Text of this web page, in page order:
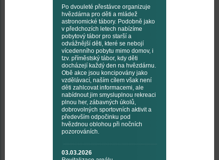
Po dvouleté přestávce organizuje
hvězdárna pro děti a mládež
astronomické tábory. Podobně jako
v předchozích letech nabízíme
pobytový tábor pro starší a
odvážnější děti, které se nebojí
vícedenního pobytu mimo domov, i
tzv. příměstský tábor, kdy děti
docházejí každý den na hvězdárnu.
Obě akce jsou koncipovány jako
vzdělávací, naším cílem však není
děti zahlcovat informacemi, ale
nabídnout jim smysluplnou rekreaci
plnou her, zábavných úkolů,
dobrovolných sportovních aktivit a
především odpočinku pod
hvězdnou oblohou při nočních
pozorováních.
03.03.2026